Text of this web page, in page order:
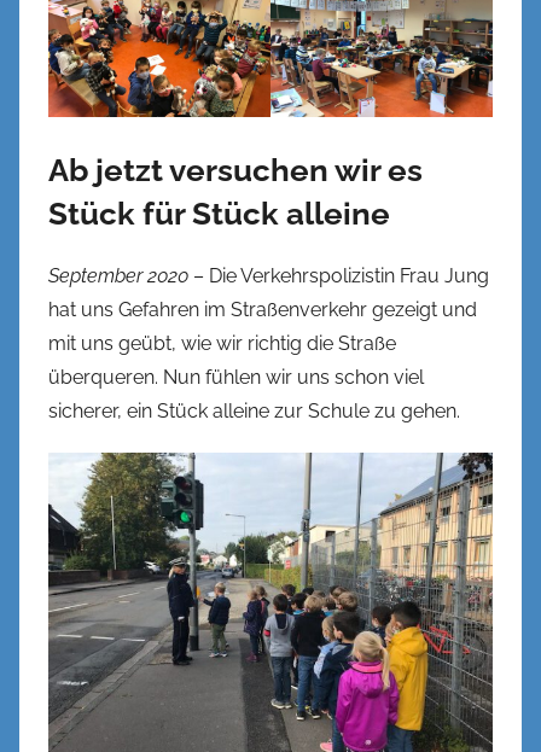
Ab jetzt versuchen wir es
Stück für Stück alleine
September 2020 – Die Verkehrspolizistin Frau Jung
hat uns Gefahren im Straßenverkehr gezeigt und
mit uns geübt, wie wir richtig die Straße
überqueren. Nun fühlen wir uns schon viel
sicherer, ein Stück alleine zur Schule zu gehen.